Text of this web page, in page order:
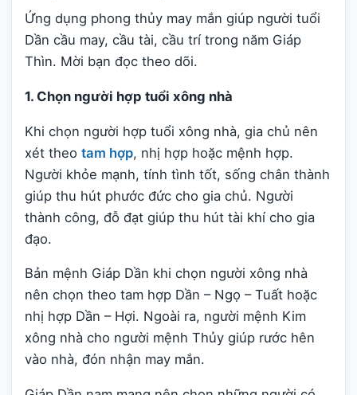
Ứng dụng phong thủy may mắn giúp người tuổi
Dần cầu may, cầu tài, cầu trí trong năm Giáp
Thìn. Mời bạn đọc theo dõi.
1. Chọn người hợp tuổi xông nhà
Khi chọn người hợp tuổi xông nhà, gia chủ nên
xét theo tam hợp, nhị hợp hoặc mệnh hợp.
Người khỏe mạnh, tính tình tốt, sống chân thành
giúp thu hút phước đức cho gia chủ. Người
thành công, đỗ đạt giúp thu hút tài khí cho gia
đạo.
Bản mệnh Giáp Dần khi chọn người xông nhà
nên chọn theo tam hợp Dần – Ngọ – Tuất hoặc
nhị hợp Dần – Hợi. Ngoài ra, người mệnh Kim
xông nhà cho người mệnh Thủy giúp rước hên
vào nhà, đón nhận may mắn.